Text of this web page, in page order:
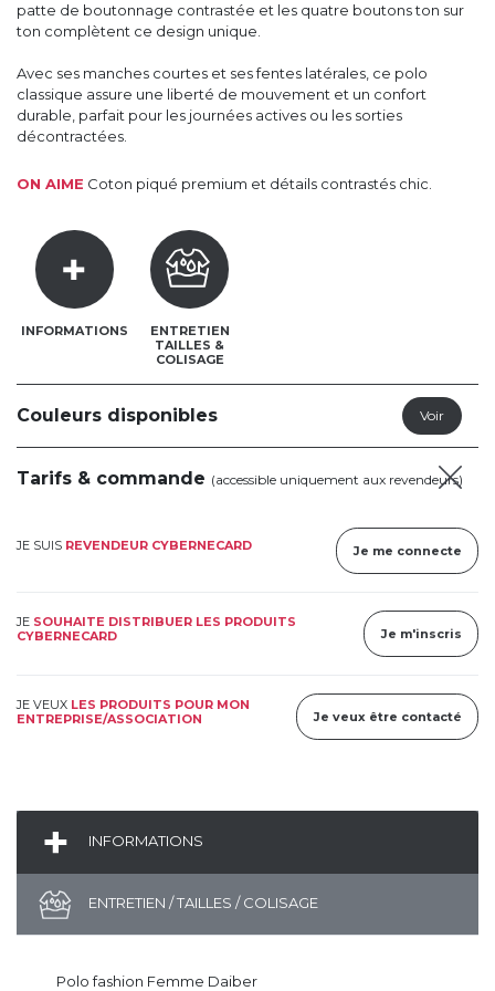
patte de boutonnage contrastée et les quatre boutons ton sur
ton complètent ce design unique.
Avec ses manches courtes et ses fentes latérales, ce polo
classique assure une liberté de mouvement et un confort
durable, parfait pour les journées actives ou les sorties
décontractées.
ON AIME Coton piqué premium et détails contrastés chic.
INFORMATIONS
ENTRETIEN
TAILLES &
COLISAGE
Couleurs disponibles
Tarifs & commande (accessible uniquement aux revendeurs)
JE SUIS REVENDEUR CYBERNECARD Je me connecte
JE SOUHAITE DISTRIBUER LES PRODUITS
CYBERNECARD
Je m'inscris
JE VEUX LES PRODUITS POUR MON
ENTREPRISE/ASSOCIATION
Je veux être contacté
INFORMATIONS
ENTRETIEN / TAILLES / COLISAGE
Polo fashion Femme Daiber